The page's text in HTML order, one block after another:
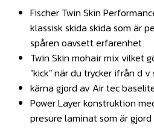
Fischer Twin Skin
klassisk skida skida som är
spåren oavsett erfarenhet
Twin Skin mohair mix vilket
"kick" när du trycker ifrån d
kärna gjord av Air tec
Power Layer konstruktion
presure laminat som är